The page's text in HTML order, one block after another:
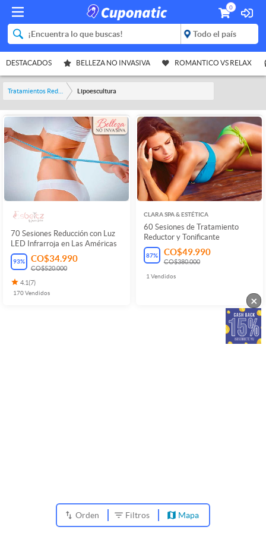
0
DESTACADOS BELLEZA NO INVASIVA ROMANTICO VS RELAX
Lipoescultura
70 Sesiones Reducción con Luz
LED Infrarroja en Las Américas
93% CO$34.990
CO$520.000
4.1(7)
170Vendidos
CLARA SPA & ESTÉTICA
60 Sesiones de Tratamiento
Reductor y Tonificante
87% CO$49.990
CO$380.000
1 Vendidos
Orden Filtros Mapa
×